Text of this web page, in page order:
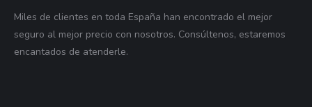
Miles de clientes en toda España han encontrado el mejor
seguro al mejor precio con nosotros. Consúltenos, estaremos
encantados de atenderle.